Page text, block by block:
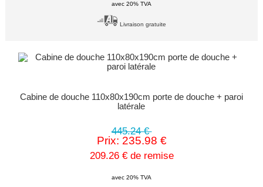
avec 20% TVA
Livraison gratuite
Cabine de douche 110x80x190cm porte de douche + paroi
latérale
445.24 €
Prix: 235.98 €
209.26 € de remise
avec 20% TVA